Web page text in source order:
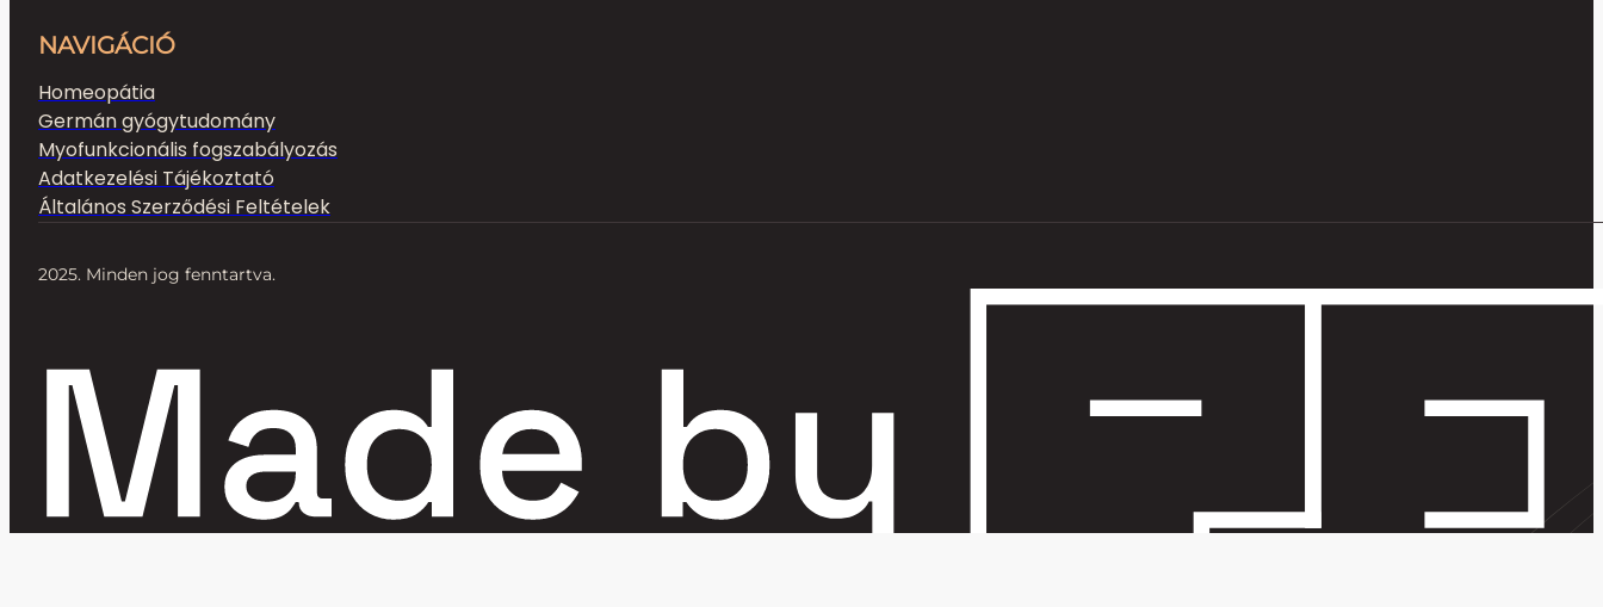
NAVIGÁCIÓ
Homeopátia
Germán gyógytudomány
Myofunkcionális fogszabályozás
Adatkezelési Tájékoztató
Általános Szerződési Feltételek
2025. Minden jog fenntartva.